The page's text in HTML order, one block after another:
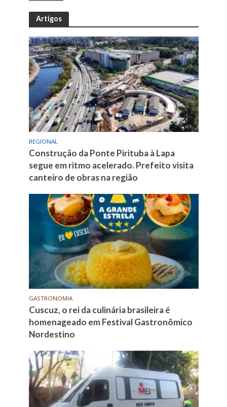
Artigos
REGIONAL
Construção da Ponte Pirituba à Lapa
segue em ritmo acelerado. Prefeito visita
canteiro de obras na região
GASTRONOMIA
Cuscuz, o rei da culinária brasileira é
homenageado em Festival Gastronômico
Nordestino